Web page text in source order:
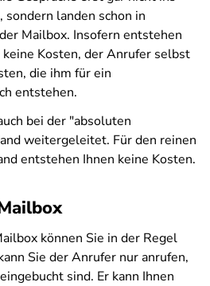
landen schon in
Mailbox. Insofern entstehen
Kosten, der Anrufer selbst
die ihm für ein
entstehen.
bei der "absoluten
weitergeleitet. Für den reinen
entstehen Ihnen keine Kosten.
können Sie in der Regel
Sie der Anrufer nur anrufen,
sind. Er kann Ihnen